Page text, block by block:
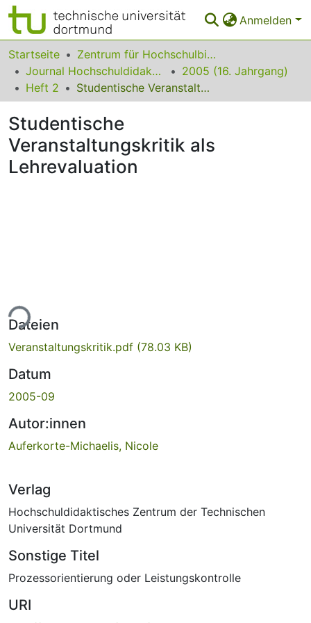
Anmelden
Bereiche & Sammlungen
Das gesamte Repositorium
FAQ
Leitlinien
Startseite
Zentrum für Hochschulbildung (zhb)
Journal Hochschuldidaktik
2005 (16. Jahrgang)
Heft 2
Studentische Veranstaltungskritik als Lehrevaluation
Studentische
Veranstaltungskritik als
Lehrevaluation
Dateien
Veranstaltungskritik.pdf (78.03 KB)
Datum
2005-09
Autor:innen
Auferkorte-Michaelis, Nicole
Verlag
Hochschuldidaktisches Zentrum der Technischen
Universität Dortmund
Sonstige Titel
Prozessorientierung oder Leistungskontrolle
URI